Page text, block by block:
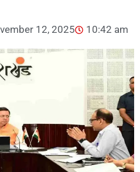
12, 2025 10:42 am